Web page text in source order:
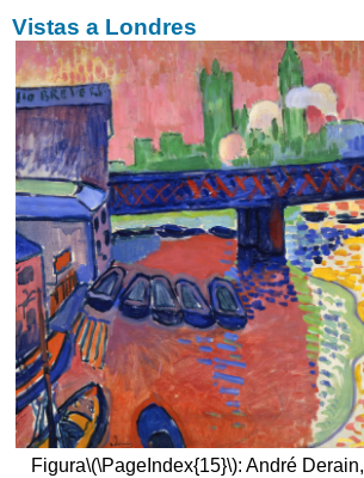
Vistas a Londres
Figura\(\PageIndex{15}\): André Derain,